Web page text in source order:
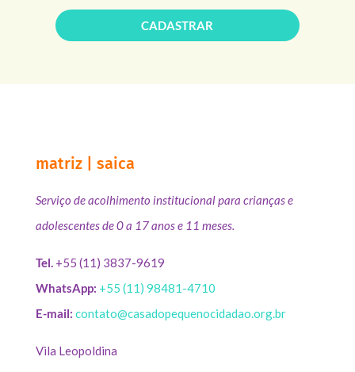
CADASTRAR
matriz | saica
Serviço de acolhimento institucional para crianças e
adolescentes de 0 a 17 anos e 11 meses.
Tel.+55 (11) 3837-9619
WhatsApp: +55 (11) 98481-4710
E-mail: contato@casadopequenocidadao.org.br
Vila Leopoldina